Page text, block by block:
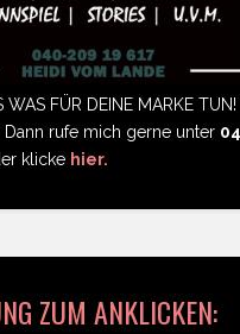
WAS FÜR DEINE MARKE
Dann rufe mich gerne unter
klicke hier.
ZUM ANKLICKEN: